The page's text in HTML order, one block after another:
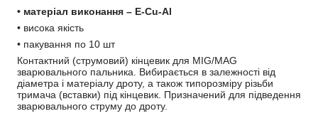
• матеріал виконання – E-Cu-Al
• висока якість
• пакування по 10 шт
Контактний (струмовий) кінцевик для MIG/MAG
зварювального пальника. Вибирається в залежності від
діаметра і матеріалу дроту, а також типорозміру різьби
тримача (вставки) під кінцевик. Призначений для підведення
зварювального струму до дроту.